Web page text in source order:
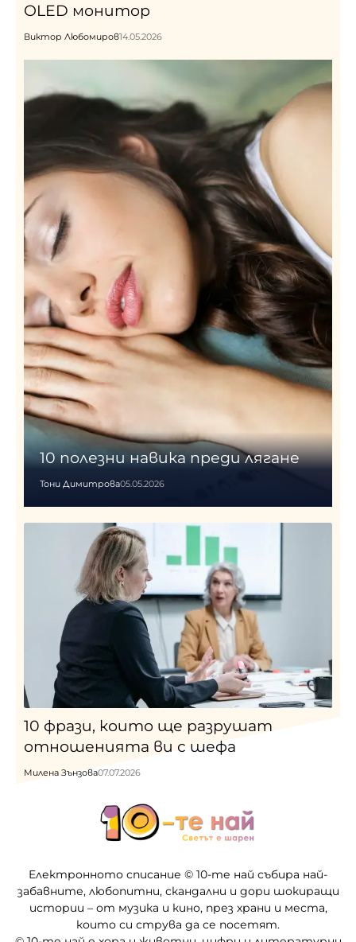
OLED монитор
Виктор Любомиров14.05.2026
10 полезни навика преди лягане
Тони Димитрова05.05.2026
10 фрази, които ще разрушат
отношенията ви с шефа
Милена Зънзова07.07.2026
Електронното списание © 10-те най събира най-
забавните, любопитни, скандални и дори шокиращи
истории – от музика и кино, през храни и места,
които си струва да се посетят.